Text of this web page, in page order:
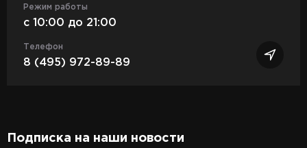
Режим работы
c 10:00 до 21:00
Телефон
8 (495) 972-89-89
Подписка на наши новости